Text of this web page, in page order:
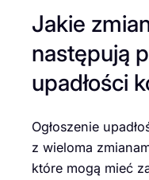
Jakie
następują
upadłości
Ogłoszenie
z wieloma
które mogą mieć